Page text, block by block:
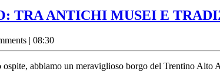
TRA ANTICHI MUSEI E
| 08:30
ospite, abbiamo un meraviglioso borgo del Trentino